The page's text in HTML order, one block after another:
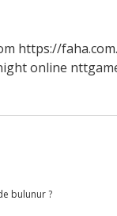
https://
online
bulunur ?